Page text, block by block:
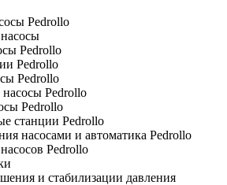
Pedrollo
Pedrollo
Pedrollo
Pedrollo
Pedrollo
Pedrollo
станции Pedrollo
насосами и автоматика Pedrollo
Pedrollo
и стабилизации давления